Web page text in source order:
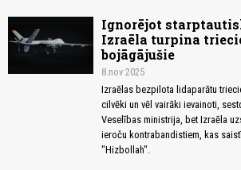
Ignorējot
Izraēla turpina
bojāgājušie
8.nov 2025
Izraēlas bezpilota lidaparātu
cilvēki un vēl vairāki ievainoti,
Veselības ministrija, bet Izraēla
ieroču kontrabandistiem, kas
"Hizbollah".